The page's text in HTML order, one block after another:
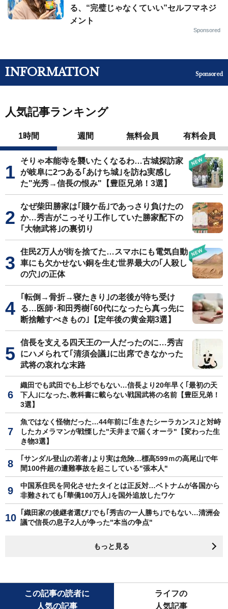
る、“完璧じゃなくていい”セルフマネジ
メント
Sponsored
INFORMATION Sponsored
人気記事ランキング
1時間 週間 無料会員 有料会員
そりゃ本能寺を襲いたくなるわ…古城探訪家
が岐阜に2つある｢あけち城｣を訪ね実感し
た"光秀→信長の恨み"【豊臣兄弟！3選】
なぜ柴田勝家は｢賤ケ岳｣であっさり負けたの
か…秀吉がこっそり工作していた勝家配下の
｢大物武将｣の裏切り
住民2万人が街を捨てた…スマホにも電気自動
車にも欠かせない銅を生む世界最大の｢人殺し
の穴｣の正体
｢転倒→骨折→寝たきり｣の老後が待ち受け
る…医師･和田秀樹｢60代になったら真っ先に
断捨離すべきもの｣【定年後の黄金期3選】
信長を支える四天王の一人だったのに…秀吉
にハメられて｢清須会議｣に出席できなかった
武将の哀れな末路
織田でも武田でも上杉でもない…信長より20年早く｢最初の天
下人｣になった､教科書に載らない戦国武将の名前【豊臣兄弟！
3選】
魚ではなく怪物だった…44年前に｢生きたシーラカンス｣と対峙
したカメラマンが戦慄した"天井まで届くオーラ"【変わった生
き物3選】
｢サンダル登山の若者｣より実は危険…標高599ｍの高尾山で年
間100件超の遭難事故を起こしている"張本人"
中国系住民を同化させたタイとは正反対…ベトナムが各国から
非難されても｢華僑100万人｣を国外追放したワケ
｢織田家の後継者選び｣でも｢秀吉の一人勝ち｣でもない…清洲会
議で信長の息子2人が争った"本当の争点"
もっと見る
この記事の読者に
人気の記事
ライフの
人気記事